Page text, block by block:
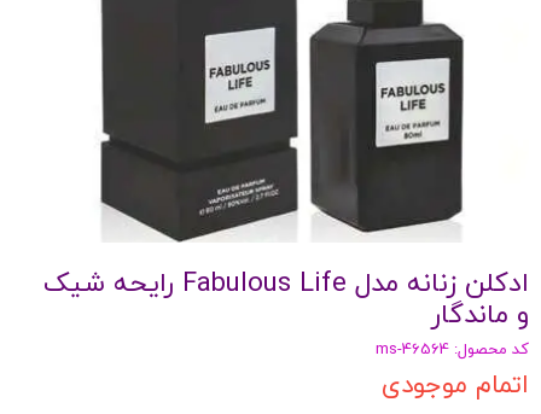
ادکلن زنانه مدل Fabulous Life رایحه شیک
و ماندگار
کد محصول: ms-46564
اتمام موجودی